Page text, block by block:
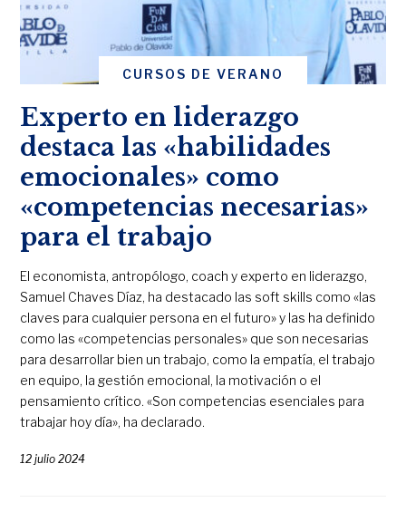
CURSOS DE VERANO
Experto en liderazgo
destaca las «habilidades
emocionales» como
«competencias necesarias»
para el trabajo
El economista, antropólogo, coach y experto en liderazgo,
Samuel Chaves Díaz, ha destacado las soft skills como «las
claves para cualquier persona en el futuro» y las ha definido
como las «competencias personales» que son necesarias
para desarrollar bien un trabajo, como la empatía, el trabajo
en equipo, la gestión emocional, la motivación o el
pensamiento crítico. «Son competencias esenciales para
trabajar hoy día», ha declarado.
12 julio 2024